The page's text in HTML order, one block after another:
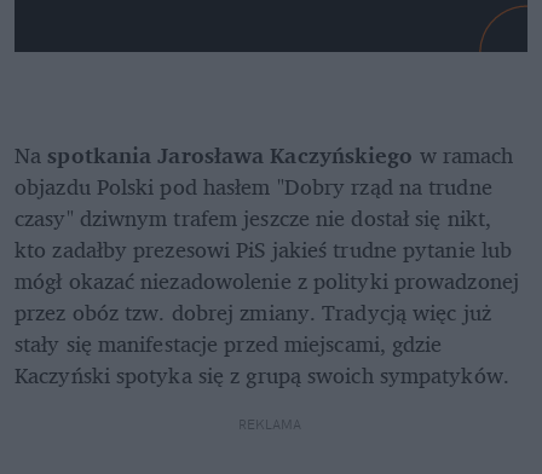
Na spotkania Jarosława Kaczyńskiego w ramach
objazdu Polski pod hasłem "Dobry rząd na trudne
czasy" dziwnym trafem jeszcze nie dostał się nikt,
kto zadałby prezesowi PiS jakieś trudne pytanie lub
mógł okazać niezadowolenie z polityki prowadzonej
przez obóz tzw. dobrej zmiany. Tradycją więc już
stały się manifestacje przed miejscami, gdzie
Kaczyński spotyka się z grupą swoich sympatyków.
REKLAMA